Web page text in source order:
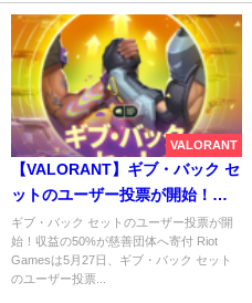
VALORANT
【VALORANT】ギブ・バック セ
ットのユーザー投票が開始！収
益の50%が慈善団体へ寄付
ギブ・バック セットのユーザー投票が開
始！収益の50%が慈善団体へ寄付 Riot
Gamesは5月27日、ギブ・バック セット
のユーザー投票...